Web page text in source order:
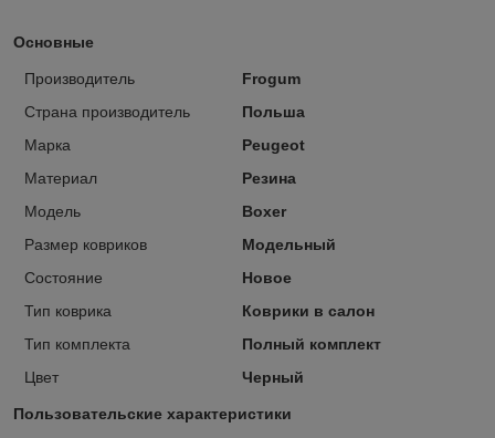
Основные
Производитель
Frogum
Страна производитель
Польша
Марка
Peugeot
Материал
Резина
Модель
Boxer
Размер ковриков
Модельный
Состояние
Новое
Тип коврика
Коврики в салон
Тип комплекта
Полный комплект
Цвет
Черный
Пользовательские характеристики